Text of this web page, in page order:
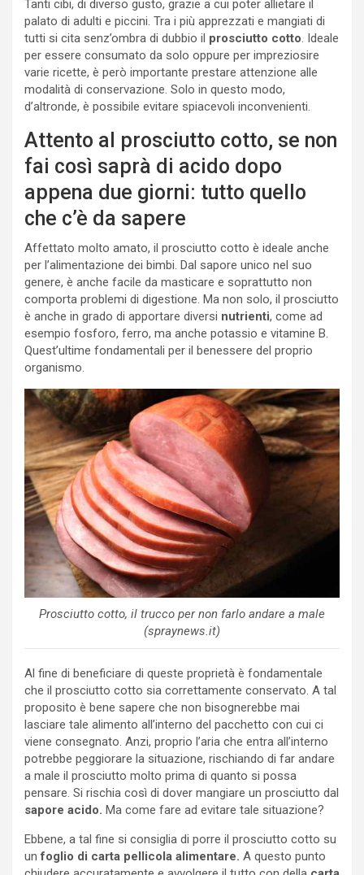
Tanti cibi, di diverso gusto, grazie a cui poter allietare il
palato di adulti e piccini. Tra i più apprezzati e mangiati di
tutti si cita senz’ombra di dubbio il prosciutto cotto. Ideale
per essere consumato da solo oppure per impreziosire
varie ricette, è però importante prestare attenzione alle
modalità di conservazione. Solo in questo modo,
d’altronde, è possibile evitare spiacevoli inconvenienti.
Attento al prosciutto cotto, se non
fai così saprà di acido dopo
appena due giorni: tutto quello
che c’è da sapere
Affettato molto amato, il prosciutto cotto è ideale anche
per l’alimentazione dei bimbi. Dal sapore unico nel suo
genere, è anche facile da masticare e soprattutto non
comporta problemi di digestione. Ma non solo, il prosciutto
è anche in grado di apportare diversi nutrienti, come ad
esempio fosforo, ferro, ma anche potassio e vitamine B.
Quest’ultime fondamentali per il benessere del proprio
organismo.
Prosciutto cotto, il trucco per non farlo andare a male
(spraynews.it)
Al fine di beneficiare di queste proprietà è fondamentale
che il prosciutto cotto sia correttamente conservato. A tal
proposito è bene sapere che non bisognerebbe mai
lasciare tale alimento all’interno del pacchetto con cui ci
viene consegnato. Anzi, proprio l’aria che entra all’interno
potrebbe peggiorare la situazione, rischiando di far andare
a male il prosciutto molto prima di quanto si possa
pensare. Si rischia così di dover mangiare un prosciutto dal
sapore acido. Ma come fare ad evitare tale situazione?
Ebbene, a tal fine si consiglia di porre il prosciutto cotto su
un foglio di carta pellicola alimentare. A questo punto